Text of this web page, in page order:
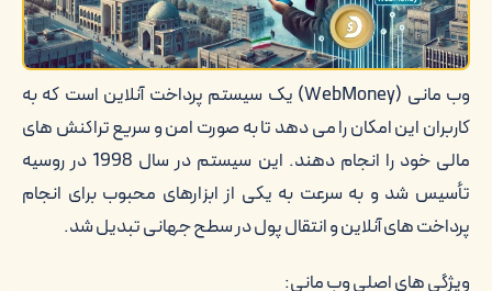
وب مانی (WebMoney) یک سیستم پرداخت آنلاین است که به
کاربران این امکان را می دهد تا به صورت امن و سریع تراکنش های
مالی خود را انجام دهند. این سیستم در سال 1998 در روسیه
تأسیس شد و به سرعت به یکی از ابزارهای محبوب برای انجام
پرداخت های آنلاین و انتقال پول در سطح جهانی تبدیل شد.
ویژگی های اصلی وب مانی: